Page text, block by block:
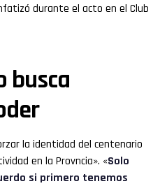
durante el acto en el Club
busca
la identidad del centenario
en la Provncia». «Solo
si primero tenemos